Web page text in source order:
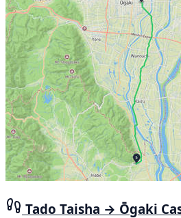
Tado Taisha → Ōgaki